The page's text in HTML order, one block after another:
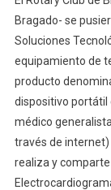
Bragado- se
Soluciones
equipamiento de
producto
dispositivo portátil
médico
través de
realiza y